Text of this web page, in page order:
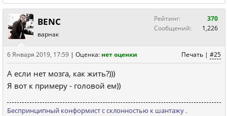
BENC
варнак
Рейтинг:
370
Сообщений:
1,226
Печать | #25
6 Января 2019, 17:59 | Оценка: нет оценки
А если нет мозга, как жить?)))
Я вот к примеру - головой ем))
Беспринципный конформист с склонностью к шантажу .